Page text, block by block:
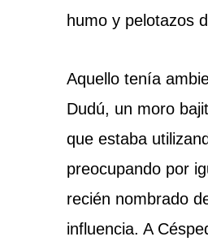
humo y pelotazos
Aquello tenía
Dudú, un moro
que estaba
preocupando por
recién nombrado
influencia. A